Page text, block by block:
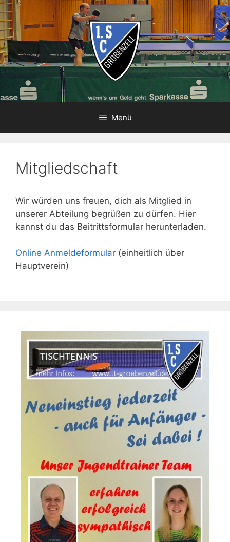
Zum
Inhalt
springen
Menü
Mitgliedschaft
Wir würden uns freuen, dich als Mitglied in
unserer Abteilung begrüßen zu dürfen. Hier
kannst du das Beitrittsformular herunterladen.
Online Anmeldeformular (einheitlich über
Hauptverein)